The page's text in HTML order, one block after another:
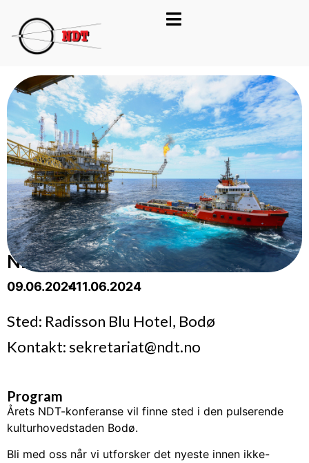
NDT KONFERANSE 2024
09.06.2024- 11.06.2024
Sted: Radisson Blu Hotel, Bodø
Kontakt: sekretariat@ndt.no
Program
Årets NDT-konferanse vil finne sted i den pulserende
kulturhovedstaden Bodø.
Bli med oss når vi utforsker det nyeste innen ikke-